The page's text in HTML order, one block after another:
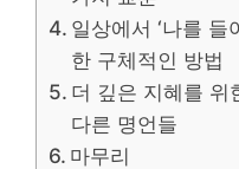
일상에서 ‘나를 들
한 구체적인 방법
더 깊은 지혜를 위
다른 명언들
마무리